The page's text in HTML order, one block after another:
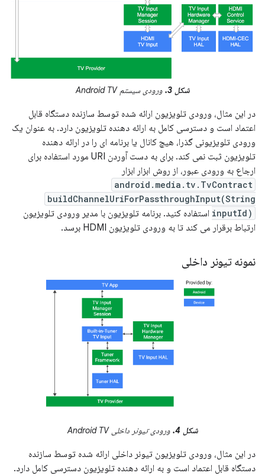
شکل 3. ورودی سیستم Android TV
در این مثال، ورودی تلویزیون ارائه شده توسط سازنده دستگاه قابل
اعتماد است و دسترسی کامل به ارائه دهنده تلویزیون دارد. به عنوان یک
ورودی تلویزیونی گذرا، هیچ کانال یا برنامه ای را در ارائه دهنده
تلویزیون ثبت نمی کند. برای به دست آوردن URI مورد استفاده برای
ارجاع به ورودی عبور، از روش ابزار ابزار
android.media.tv.TvContract
buildChannelUriForPassthroughInput(String
inputId) استفاده کنید. برنامه تلویزیون با مدیر ورودی تلویزیون
ارتباط برقرار می کند تا به ورودی تلویزیون HDMI برسد.
نمونه تیونر داخلی
شکل 4. ورودی تیونر داخلی Android TV
در این مثال، ورودی تلویزیون تیونر داخلی ارائه شده توسط سازنده
دستگاه قابل اعتماد است و به ارائه دهنده تلویزیون دسترسی کامل دارد.